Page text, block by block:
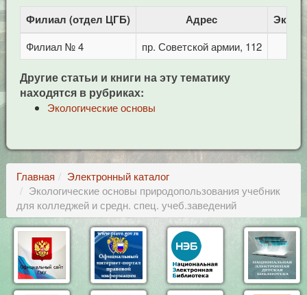
Филиал (отдел ЦГБ) Адрес
Филиал № 4 пр. Советской армии, 112
Другие статьи и книги на эту тематику
находятся в рубриках:
Экологические основы
Главная
Электронный каталог
Экологические основы природопользования учебник
для колледжей и средн. спец. учеб.заведений